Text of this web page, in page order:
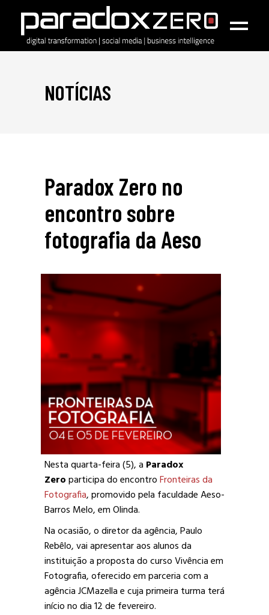
NOTÍCIAS
Paradox Zero no
encontro sobre
fotografia da Aeso
Nesta quarta-feira (5), a Paradox
Zeroparticipa do encontroFronteiras da
Fotografia, promovido pela faculdade Aeso-
Barros Melo, em Olinda.
Na ocasião, o diretor da agência, Paulo
Rebêlo, vai apresentar aos alunos da
instituição a proposta do curso Vivência em
Fotografia, oferecido em parceria com a
agência JCMazella e cuja primeira turma terá
início no dia 12 de fevereiro.